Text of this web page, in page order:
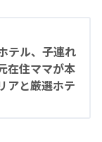
テル、子連れ
在住ママが本
アと厳選ホテ